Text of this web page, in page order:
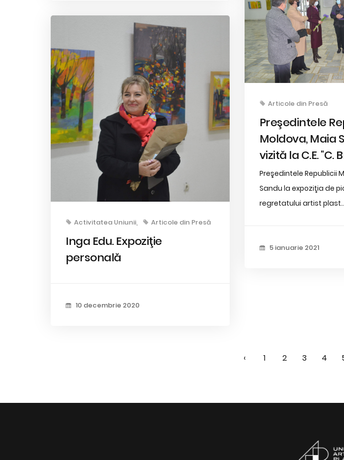
Articole din Presă
Preşedintele
Moldova, Maia
vizită la C.E. "C.
Preşedintele Republicii
Sandu la expoziţia de
regretatului artist
5 ianuarie 2021
Activitatea Uniunii Articole din Presă
Inga Edu. Expoziţie
personală
10 decembrie 2020
‹ 1 2 3 4